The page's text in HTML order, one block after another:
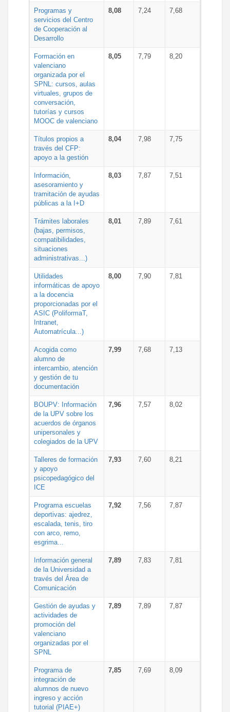
Programas y
servicios del Centro
de Cooperación al
Desarrollo
8,08 7,24 7,68
Formación en
valenciano
organizada por el
SPNL: cursos, aulas
virtuales, grupos de
conversación,
tutorías y cursos
MOOC de valenciano
8,05 7,79 8,20
Títulos propios a
través del CFP:
apoyo a la gestión
8,04 7,98 7,75
Información,
asesoramiento y
tramitación de ayudas
públicas a la I+D
8,03 7,87 7,51
Trámites laborales
(bajas, permisos,
compatibilidades,
situaciones
administrativas...)
8,01 7,89 7,61
Utilidades
informáticas de apoyo
a la docencia
proporcionadas por el
ASIC (PoliformaT,
Intranet,
Automatrícula...)
8,00 7,90 7,81
Acogida como
alumno de
intercambio, atención
y gestión de tu
documentación
7,99 7,68 7,13
BOUPV: Información
de la UPV sobre los
acuerdos de órganos
unipersonales y
colegiados de la UPV
7,96 7,57 8,02
Talleres de formación
y apoyo
psicopedagógico del
ICE
7,93 7,60 8,21
Programa escuelas
deportivas: ajedrez,
escalada, tenis, tiro
con arco, remo,
esgrima...
7,92 7,56 7,87
Información general
de la Universidad a
través del Área de
Comunicación
7,89 7,83 7,81
Gestión de ayudas y
actividades de
promoción del
valenciano
organizadas por el
SPNL
7,89 7,89 7,87
Programa de
integración de
alumnos de nuevo
ingreso y acción
tutorial (PIAE+)
7,85 7,69 8,09